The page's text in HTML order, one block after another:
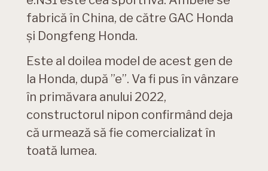
fabrică în China, de către GAC Honda
și Dongfeng Honda.
Este al doilea model de acest gen de
la Honda, după ”e”. Va fi pus în vânzare
în primăvara anului 2022,
constructorul nipon confirmând deja
că urmează să fie comercializat în
toată lumea.